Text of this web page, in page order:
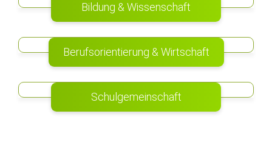
Bildung & Wissenschaft
Berufsorientierung & Wirtschaft
Schulgemeinschaft